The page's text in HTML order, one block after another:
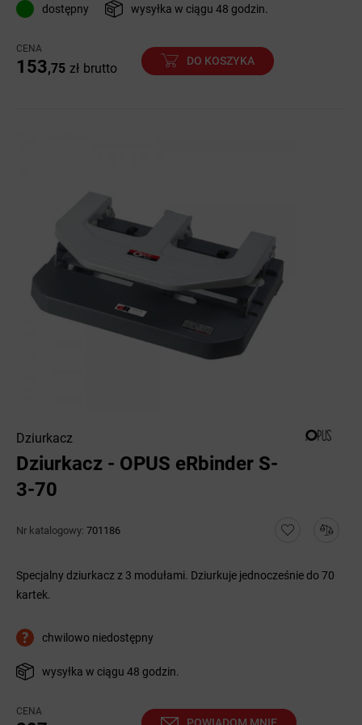
dostępny wysyłka w ciągu 48 godzin.
CENA
153,75 zł brutto
DO KOSZYKA
Dziurkacz
Dziurkacz - OPUS eRbinder S-
3-70
Nr katalogowy: 701186
Specjalny dziurkacz z 3 modułami. Dziurkuje jednocześnie do 70
kartek.
chwilowo niedostępny
wysyłka w ciągu 48 godzin.
CENA